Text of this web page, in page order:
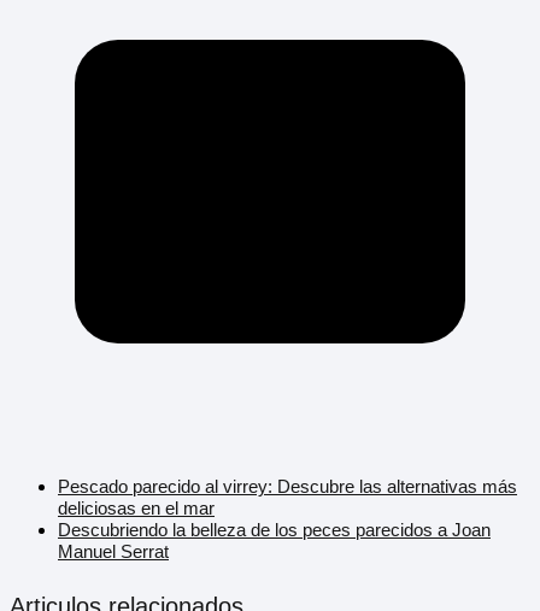
Pescado parecido al virrey: Descubre las alternativas más
deliciosas en el mar
Descubriendo la belleza de los peces parecidos a Joan
Manuel Serrat